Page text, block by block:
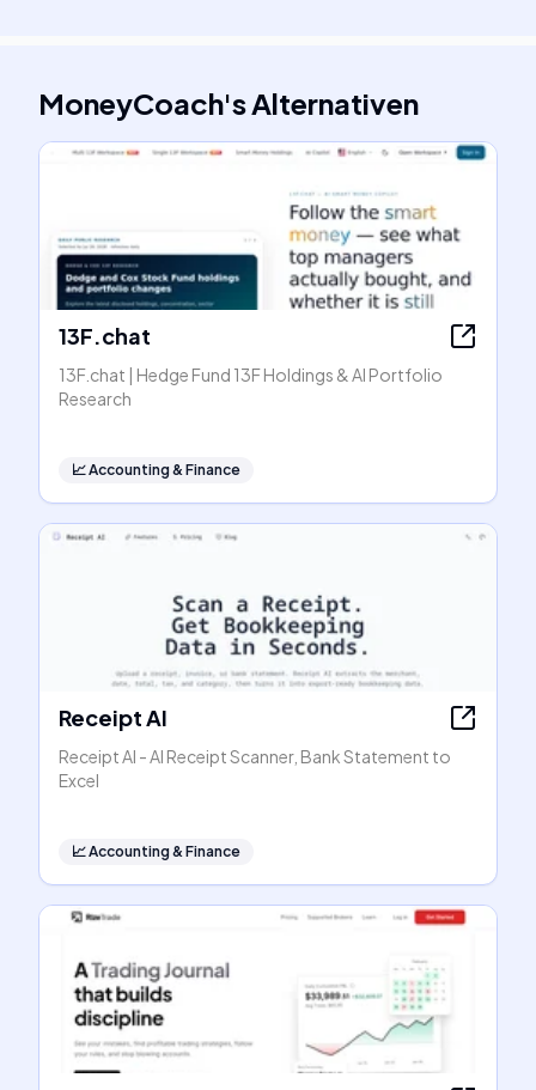
MoneyCoach'sAlternativen
13F.chat
13F.chat | Hedge Fund 13F Holdings & AI Portfolio
Research
📈Accounting & Finance
Receipt AI
Receipt AI - AI Receipt Scanner, Bank Statement to
Excel
📈Accounting & Finance